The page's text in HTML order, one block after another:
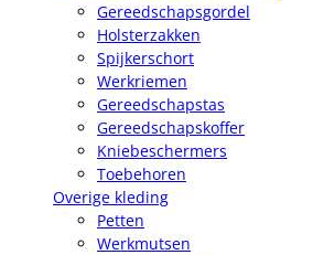
Gereedschapsgordel
Holsterzakken
Spijkerschort
Werkriemen
Gereedschapstas
Gereedschapskoffer
Kniebeschermers
Toebehoren
Overige kleding
Petten
Werkmutsen